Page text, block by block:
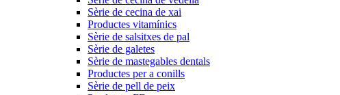
Sèrie de cecina de xai
Productes vitamínics
Sèrie de salsitxes de pal
Sèrie de galetes
Sèrie de mastegables dentals
Productes per a conills
Sèrie de pell de peix